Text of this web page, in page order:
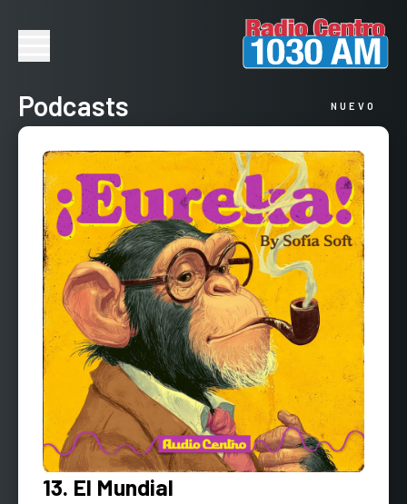
Podcasts NUEVO
13. El Mundial